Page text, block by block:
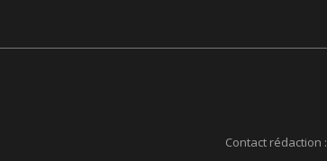
Contact rédaction :